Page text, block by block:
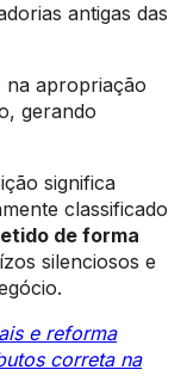
antigas das
na apropriação
gerando
significa
classificado
de forma
silenciosos e
e reforma
correta na